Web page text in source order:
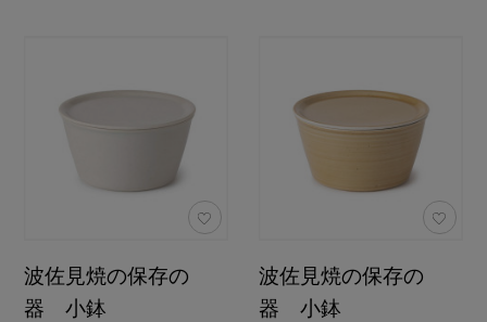
波佐見焼の保存の
器 小鉢
波佐見焼の保存の
器 小鉢